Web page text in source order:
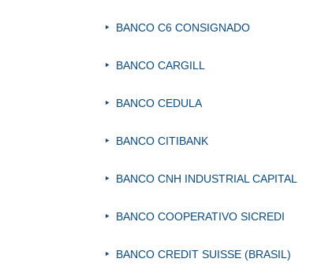
BANCO C6 CONSIGNADO
BANCO CARGILL
BANCO CEDULA
BANCO CITIBANK
BANCO CNH INDUSTRIAL CAPITAL
BANCO COOPERATIVO SICREDI
BANCO CREDIT SUISSE (BRASIL)